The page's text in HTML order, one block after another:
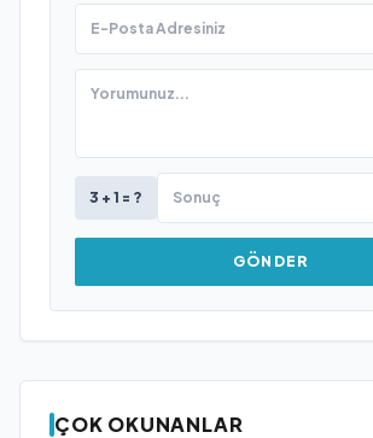
3 + 1 = ?
GÖNDER
ÇOK OKUNANLAR